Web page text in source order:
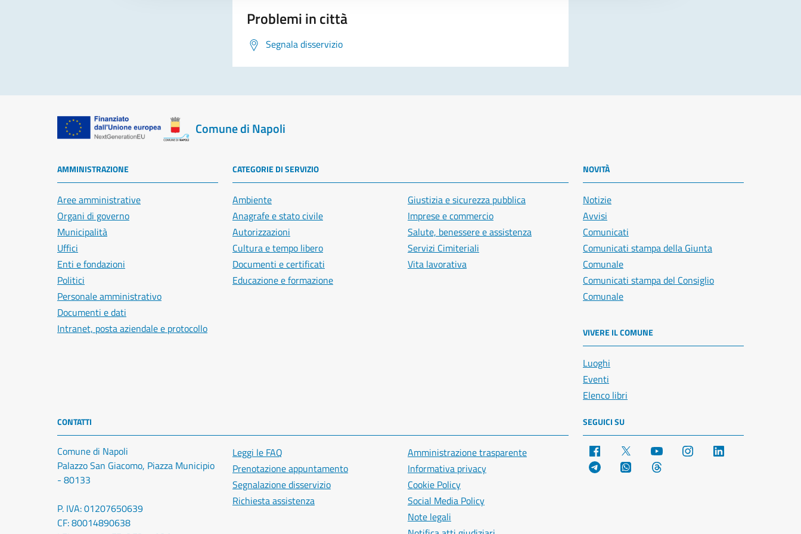
Problemi in città
Segnala disservizio
Comune di Napoli
AMMINISTRAZIONE
Aree amministrative
Organi di governo
Municipalità
Uffici
Enti e fondazioni
Politici
Personale amministrativo
Documenti e dati
Intranet, posta aziendale e protocollo
CATEGORIE DI SERVIZIO
Ambiente
Anagrafe e stato civile
Autorizzazioni
Cultura e tempo libero
Documenti e certificati
Educazione e formazione
Giustizia e sicurezza pubblica
Imprese e commercio
Salute, benessere e assistenza
Servizi Cimiteriali
Vita lavorativa
NOVITÀ
Notizie
Avvisi
Comunicati
Comunicati stampa della Giunta
Comunale
Comunicati stampa del Consiglio
Comunale
VIVERE IL COMUNE
Luoghi
Eventi
Elenco libri
CONTATTI
Comune di Napoli
Palazzo San Giacomo, Piazza Municipio
- 80133
P. IVA: 01207650639
CF: 80014890638
Leggi le FAQ
Prenotazione appuntamento
Segnalazione disservizio
Richiesta assistenza
Amministrazione trasparente
Informativa privacy
Cookie Policy
Social Media Policy
Note legali
SEGUICI SU
Facebook YouTube Instagram
Telegram WhatsApp